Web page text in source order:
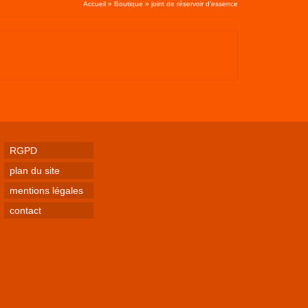
Accueil » Boutique » joint de réservoir d'essence
RGPD
plan du site
mentions légales
contact